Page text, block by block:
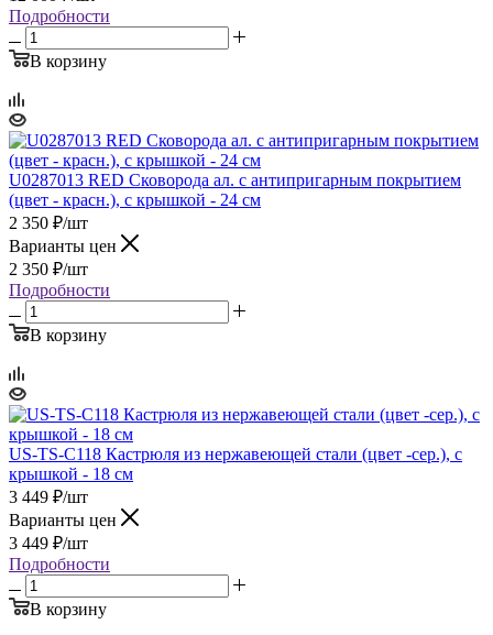
Подробности
В корзину
U0287013 RED Сковорода ал. с антипригарным покрытием
(цвет - красн.), с крышкой - 24 см
2 350 ₽/шт
Варианты цен
2 350 ₽/шт
Подробности
В корзину
US-TS-C118 Кастрюля из нержавеющей стали (цвет -сер.), с
крышкой - 18 см
3 449 ₽/шт
Варианты цен
3 449 ₽/шт
Подробности
В корзину